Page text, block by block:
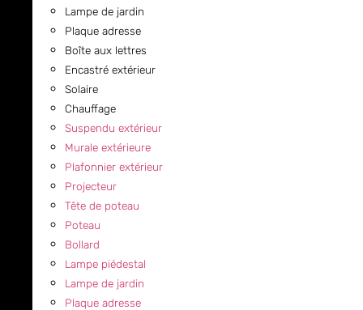
Lampe de jardin
Plaque adresse
Boîte aux lettres
Encastré extérieur
Solaire
Chauffage
Suspendu extérieur
Murale extérieure
Plafonnier extérieur
Projecteur
Tête de poteau
Poteau
Bollard
Lampe piédestal
Lampe de jardin
Plaque adresse